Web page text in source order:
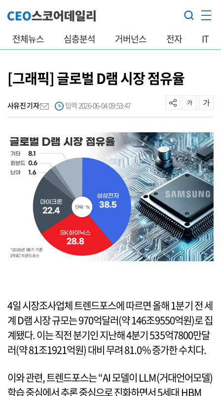
전체뉴스 심층분석 거버넌스 전자 IT
[그래픽] 글로벌 D램 시장 점유율
사유진 기자 입력 2026-06-04 09:53:47
4일 시장조사업체 트렌드포스에 따르면 올해 1분기 전 세
계 D램 시장 규모는 970억달러(약 146조9550억원)로 집
계됐다. 이는 직전 분기인 지난해 4분기 535억7800만달
러(약 81조1921억원) 대비 무려 81.0% 증가한 수치다.
이와 관련, 트렌드포스는 “AI 모델이 LLM(거대언어모델)
학습 중심에서 추론 중심으로 진화하면서 5세대 HBM